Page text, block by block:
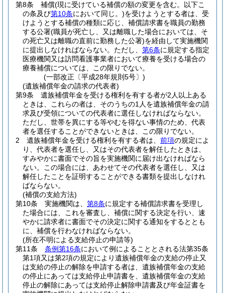
第8条
補償(現に受けている補償の額の変更を含む。以下こ
の条及び第10条において同じ。)を受けようとする者は、受
けようとする補償の種類に応じ、補償請求書を職員の勤務
する公署(職員が死亡し、又は離職した場合においては、そ
の死亡又は離職の直前に勤務した公署)を経由して実施機関
に提出しなければならない。 ただし、 第6条に規定する指定
医療機関又は訪問看護事業者において療養を受ける場合の
療養補償については、この限りでない。
(一部改正〔平成28年規則5号〕)
(遺族補償年金の請求の代表者)
第9条
遺族補償年金を受ける権利を有する者が2人以上ある
ときは、これらの者は、そのうちの1人を遺族補償年金の請
求及び受領についての代表者に選任しなければならない。
ただし、世帯を異にする等やむを得ない事情のため、代表
者を選任することができないときは、この限りでない。
2
遺族補償年金を受ける権利を有する者は、 前項の規定によ
り、代表者を選任し、又はその代表者を解任したときは、
すみやかに書面でその旨を実施機関に届け出なければなら
ない。
この場合には、あわせてその代表者を選任し、又は
解任したことを証明することができる書類を提出しなけれ
ばならない。
(補償の支給方法)
第10条
実施機関は、 第8条に規定する補償請求書を受理し
た場合には、これを審査し、補償に関する決定を行い、速
やかに請求者に書面でその決定に関する通知をするととも
に、補償を行わなければならない。
(所在不明による支給停止の申請等)
第11条
条例第16条において例によることとされる法第35条
第1項又は第2項の規定により遺族補償年金の支給の停止又
は支給の停止の解除を申請する者は、遺族補償年金の支給
の停止にあっては支給停止申請書を、遺族補償年金の支給
停止の解除にあっては支給停止解除申請書及び年金証書を